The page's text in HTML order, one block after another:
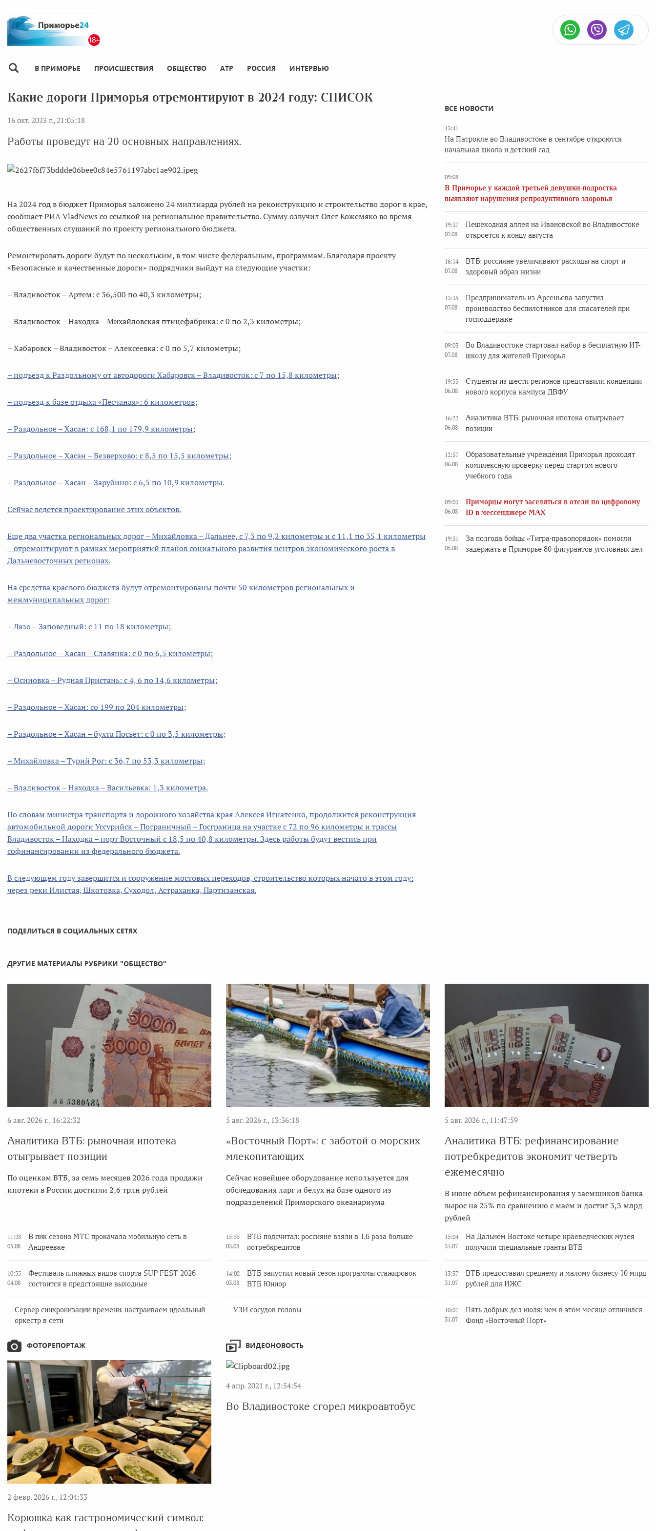
В ПРИМОРЬЕ ПРОИСШЕСТВИЯ ОБЩЕСТВО АТР РОССИЯ ИНТЕРВЬЮ
Какие дороги Приморья отремонтируют в 2024 году: СПИСОК
16 окт. 2023 г., 21:05:18
Работы проведут на 20 основных направлениях.
На 2024 год в бюджет Приморья заложено 24 миллиарда рублей на реконструкцию и строительство дорог в крае,
сообщает РИА VladNews со ссылкой на региональное правительство. Сумму озвучил Олег Кожемяко во время
общественных слушаний по проекту регионального бюджета.
Ремонтировать дороги будут по нескольким, в том числе федеральным, программам. Благодаря проекту
«Безопасные и качественные дороги» подрядчики выйдут на следующие участки:
– Владивосток – Артем: с 36,500 по 40,3 километры;
– Владивосток – Находка – Михайловская птицефабрика: с 0 по 2,3 километры;
– Хабаровск – Владивосток – Алексеевка: с 0 по 5,7 километры;
– подъезд к Раздольному от автодороги Хабаровск – Владивосток: с 7 по 15,8 километры;
– подъезд к базе отдыха «Песчаная»: 6 километров;
– Раздольное – Хасан: с 168,1 по 179,9 километры;
– Раздольное – Хасан – Безверхово: с 8,5 по 15,5 километры;
– Раздольное – Хасан – Зарубино: с 6,5 по 10,9 километры.
Сейчас ведется проектирование этих объектов.
Еще два участка региональных дорог – Михайловка – Дальнее, с 7,3 по 9,2 километры и с 11,1 по 35,1 километры
– отремонтируют в рамках мероприятий планов социального развития центров экономического роста в
Дальневосточных регионах.
На средства краевого бюджета будут отремонтированы почти 50 километров региональных и
межмуниципальных дорог:
– Лазо – Заповедный: с 11 по 18 километры;
– Раздольное – Хасан – Славянка: с 0 по 6,5 километры;
– Осиновка – Рудная Пристань: с 4, 6 по 14,6 километры;
– Раздольное – Хасан: со 199 по 204 километры;
– Раздольное – Хасан – бухта Посьет: с 0 по 3,5 километры;
– Михайловка – Турий Рог: с 36,7 по 53,3 километры;
– Владивосток – Находка – Васильевка: 1,3 километра.
По словам министра транспорта и дорожного хозяйства края Алексея Игнатенко, продолжится реконструкция
автомобильной дороги Уссурийск – Пограничный – Госграница на участке с 72 по 96 километры и трассы
Владивосток – Находка – порт Восточный с 18,5 по 40,8 километры. Здесь работы будут вестись при
софинансировании из федерального бюджета.
В следующем году завершится и сооружение мостовых переходов, строительство которых начато в этом году:
через реки Илистая, Шкотовка, Суходол, Астраханка, Партизанская.
ПОДЕЛИТЬСЯ В СОЦИАЛЬНЫХ СЕТЯХ
ВСЕ НОВОСТИ
13:41
На Патрокле во Владивостоке в сентябре откроются
начальная школа и детский сад
09:08
В Приморье у каждой третьей девушки-подростка
выявляют нарушения репродуктивного здоровья
19:37
07.08
Пешеходная аллея на Ивановской во Владивостоке
откроется к концу августа
16:14
07.08
ВТБ: россияне увеличивают расходы на спорт и
здоровый образ жизни
13:35
07.08
Предприниматель из Арсеньева запустил
производство беспилотников для спасателей при
господдержке
09:03
07.08
Во Владивостоке стартовал набор в бесплатную ИТ-
школу для жителей Приморья
19:55
06.08
Студенты из шести регионов представили концепции
нового корпуса кампуса ДВФУ
16:22
06.08
Аналитика ВТБ: рыночная ипотека отыгрывает
позиции
12:57
06.08
Образовательные учреждения Приморья проходят
комплексную проверку перед стартом нового
учебного года
09:03
06.08
Приморцы могут заселяться в отели по цифровому
ID в мессенджере MAX
19:51
05.08
За полгода бойцы «Тигра-правопорядок» помогли
задержать в Приморье 80 фигурантов уголовных дел
ДРУГИЕ МАТЕРИАЛЫ РУБРИКИ "ОБЩЕСТВО"
6 авг. 2026 г., 16:22:32
Аналитика ВТБ: рыночная ипотека
отыгрывает позиции
По оценкам ВТБ, за семь месяцев 2026 года продажи
ипотеки в России достигли 2,6 трлн рублей
5 авг. 2026 г., 13:36:18
«Восточный Порт»: с заботой о морских
млекопитающих
Сейчас новейшее оборудование используется для
обследования ларг и белух на базе одного из
подразделений Приморского океанариума
5 авг. 2026 г., 11:47:59
Аналитика ВТБ: рефинансирование
потребкредитов экономит четверть
ежемесячно
В июне объем рефинансирования у заемщиков банка
вырос на 25% по сравнению с маем и достиг 3,3 млрд
рублей
11:28
05.08
В пик сезона МТС прокачала мобильную сеть в
Андреевке
10:55
04.08
Фестиваль пляжных видов спорта SUP FEST 2026
состоится в предстоящие выходные
Сервер синхронизации времени: настраиваем идеальный
оркестр в сети
15:55
03.08
ВТБ подсчитал: россияне взяли в 1,6 раза больше
потребкредитов
14:02
03.08
ВТБ запустил новый сезон программы стажировок
ВТБ Юниор
УЗИ сосудов головы
15:04
31.07
На Дальнем Востоке четыре краеведческих музея
получили специальные гранты ВТБ
13:37
31.07
ВТБ предоставил среднему и малому бизнесу 10 млрд
рублей для ИЖС
10:07
31.07
Пять добрых дел июля: чем в этом месяце отличился
Фонд «Восточный Порт»
ФОТОРЕПОРТАЖ
2 февр. 2026 г., 12:04:33
Корюшка как гастрономический символ:
ВИДЕОНОВОСТЬ
4 апр. 2021 г., 12:54:54
Во Владивостоке сгорел микроавтобус